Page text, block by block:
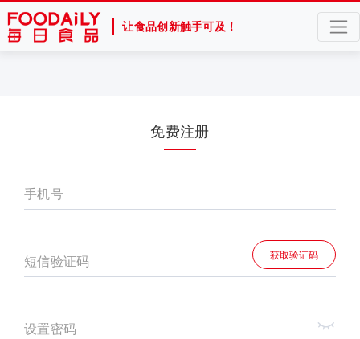
让食品创新触手可及！
免费注册
手机号
短信验证码 获取验证码
设置密码